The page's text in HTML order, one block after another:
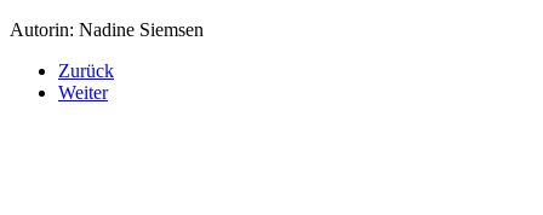
Autorin: Nadine Siemsen
Zurück
Weiter